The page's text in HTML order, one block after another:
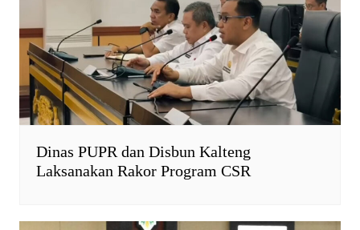
Dinas PUPR dan Disbun Kalteng
Laksanakan Rakor Program CSR